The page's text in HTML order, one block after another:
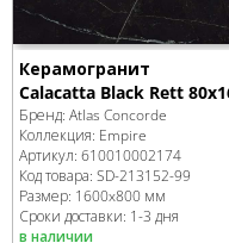
Керамогранит
Calacatta Black Rett
Бренд: Atlas Concorde
Коллекция: Empire
Артикул: 610010002174
Код товара: SD-213152-99
Размер: 1600x800 мм
Сроки доставки: 1-3 дня
в наличии